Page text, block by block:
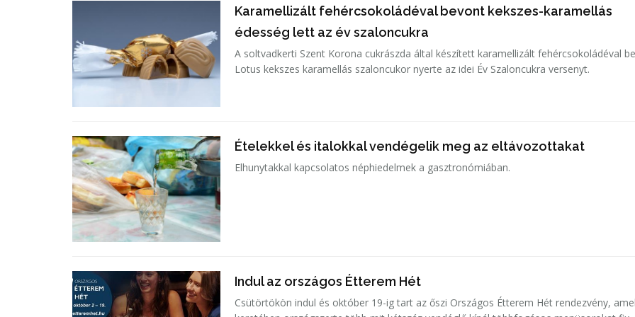
Karamellizált fehércsokoládéval bevont kekszes-karamellás
édesség lett az év szaloncukra
A soltvadkerti Szent Korona cukrászda által készített karamellizált fehércsokoládéval
Lotus kekszes karamellás szaloncukor nyerte az idei Év Szaloncukra versenyt.
Ételekkel és italokkal vendégelik meg az eltávozottakat
Elhunytakkal kapcsolatos néphiedelmek a gasztronómiában.
Indul az országos Étterem Hét
Csütörtökön indul és október 19-ig tart az őszi Országos Étterem Hét rendezvény,